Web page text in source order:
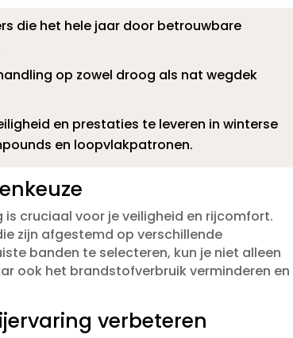
die het hele jaar door betrouwbare
op zowel droog als nat wegdek
en prestaties te leveren in winterse
en loopvlakpatronen.​
cruciaal voor je veiligheid en rijcomfort.​
zijn afgestemd op verschillende
banden te selecteren, kun je niet alleen
ook het brandstofverbruik verminderen en
verbeteren